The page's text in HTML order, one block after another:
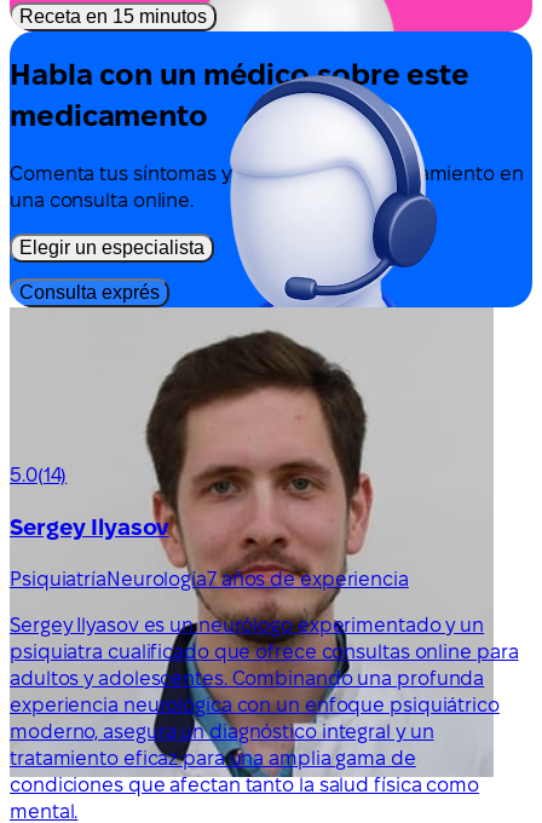
Receta en 15 minutos
Habla con un médico sobre este
medicamento
Comenta tus síntomas y las opciones de tratamiento en
una consulta online.
Elegir un especialista
Consulta exprés
5.0(14)
Sergey Ilyasov
PsiquiatríaNeurología7 años de experiencia
Sergey Ilyasov es un neurólogo experimentado y un
psiquiatra cualificado que ofrece consultas online para
adultos y adolescentes. Combinando una profunda
experiencia neurológica con un enfoque psiquiátrico
moderno, asegura un diagnóstico integral y un
tratamiento eficaz para una amplia gama de
condiciones que afectan tanto la salud física como
mental.